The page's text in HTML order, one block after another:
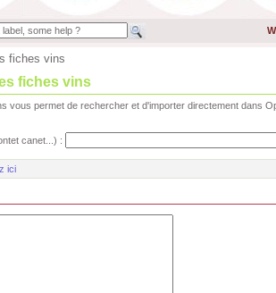
fiches vins
fiches vins
vous permet de rechercher et d'importer directement dans
canet...) :
ici